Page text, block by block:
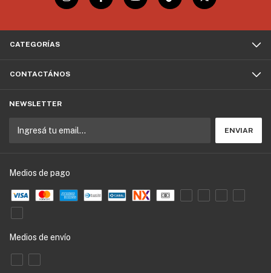
CATEGORÍAS
CONTACTÁNOS
NEWSLETTER
Medios de pago
Medios de envío